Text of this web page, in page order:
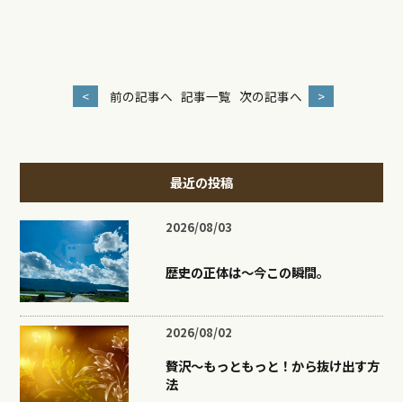
< 前の記事へ 記事一覧 次の記事へ >
最近の投稿
2026/08/03
歴史の正体は〜今この瞬間。
2026/08/02
贅沢〜もっともっと！から抜け出す方
法